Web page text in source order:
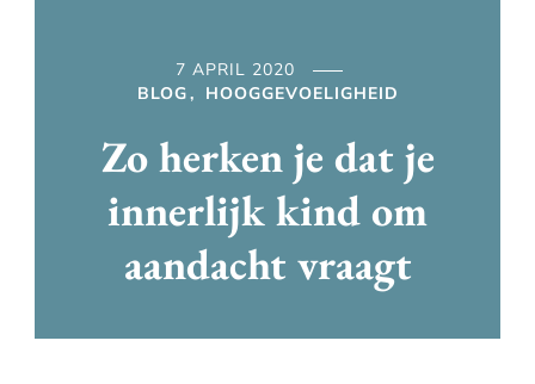
7 APRIL 2020
BLOG
HOOGGEVOELIGHEID
Zo herken je dat je
innerlijk kind om
aandacht vraagt